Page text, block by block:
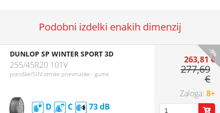
Podobni izdelki enakih dimenzij
-5%
DUNLOP SP WINTER SPORT 3D
255/45R20 101V
potniške/SUV zimske pnevmatike - gume
D C 73
263,81 €
277,69
€
8+